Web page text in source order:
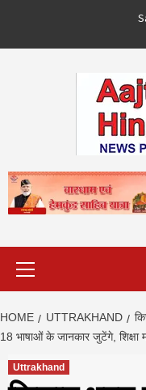
content
HOME UTTRAKHAND
18 भाषाओं के जानकार जुटेंगे, शिक्षा
Uttrakhand